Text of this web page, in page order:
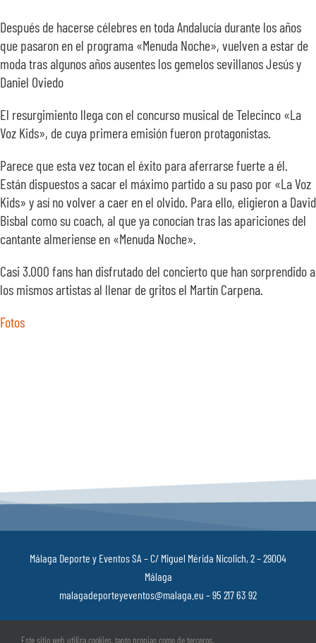
SOBRE NOSOTROS
TRANSPARENCIA
Después de hacerse célebres en toda Andalucía durante los años
que pasaron en el programa «Menuda Noche», vuelven a estar de
moda tras algunos años ausentes los gemelos sevillanos Jesús y
Daniel Oviedo
El resurgimiento llega con el concurso musical de Telecinco «La
Voz Kids», de cuya primera emisión fueron protagonistas.
Parece que esta vez tocan el éxito para aferrarse fuerte a él.
Están dispuestos a sacar el máximo partido a su paso por «La Voz
Kids» y así no volver a caer en el olvido. Para ello, eligieron a David
Bisbal como su coach, al que ya conocían tras las apariciones del
cantante almeriense en «Menuda Noche».
Casi 3.000 fans han disfrutado del concierto que han sorprendido a
los mismos artistas al llenar de gritos el Martín Carpena.
Fotos
Málaga Deporte y Eventos SA – C/ Miguel Mérida Nicolich, 2 – 29004
Málaga
malagadeporteyeventos@malaga.eu – 95 217 63 92
Política de privacidad–Aviso Legal–Política de cookies–Canal ético–
Este sitio web utiliza cookies, tanto propias como de terceros,